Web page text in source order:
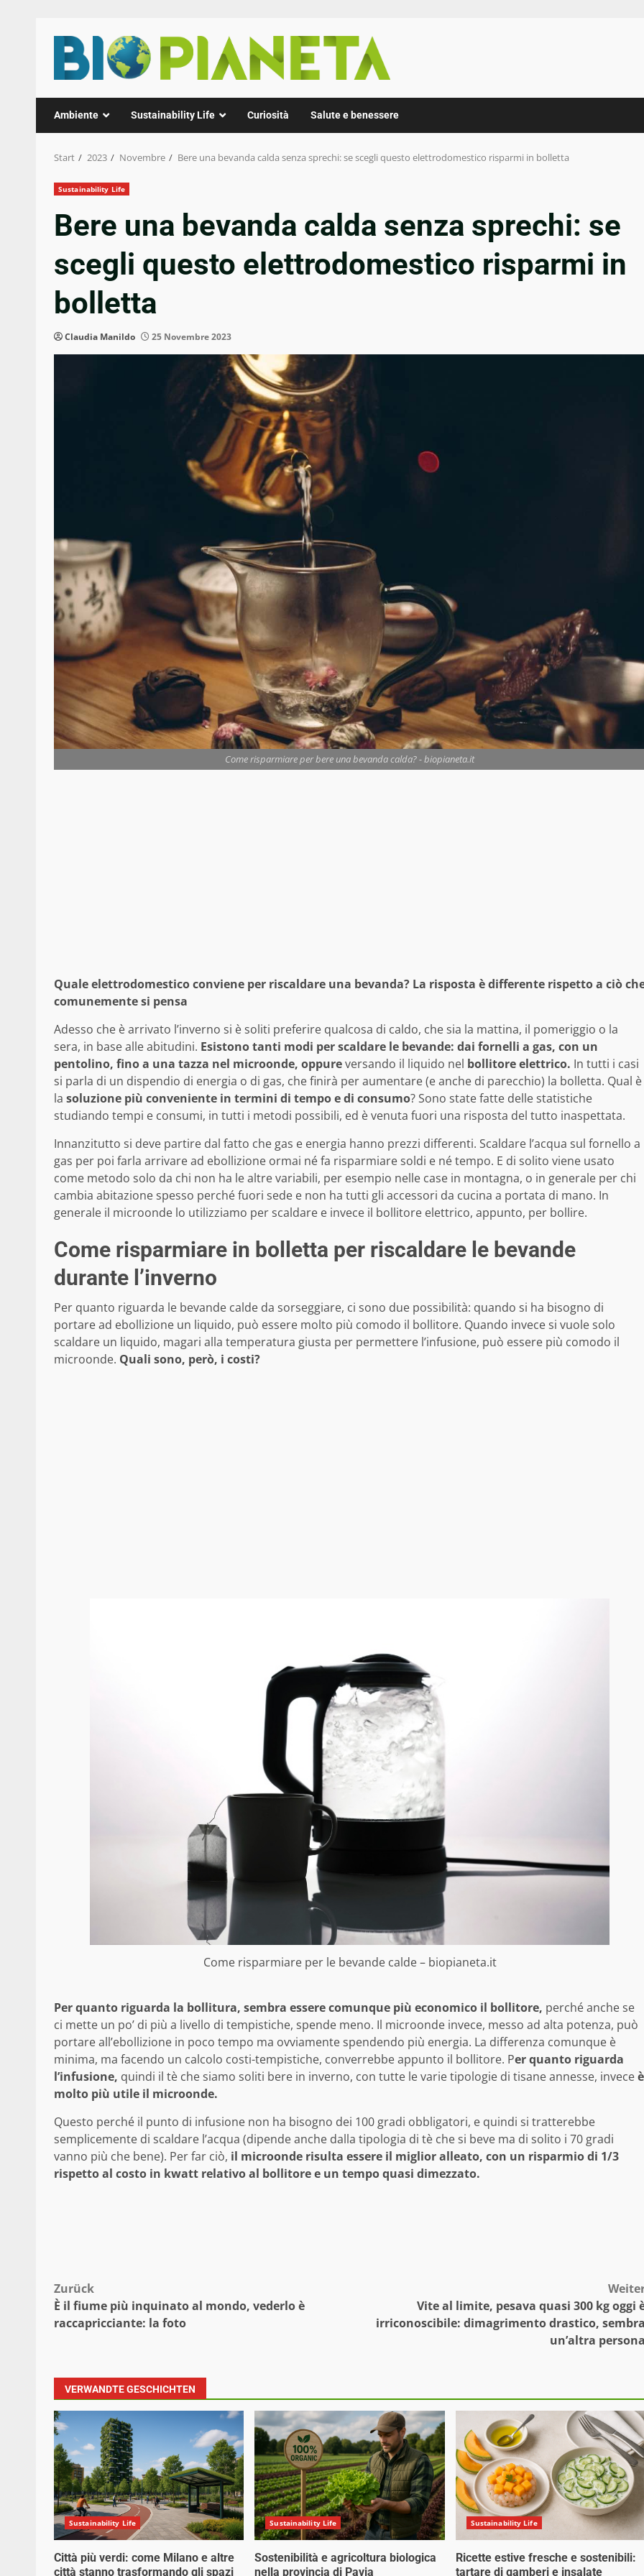
Inhalt
springen
Ambiente Sustainability Life Curiosità Salute e benessere
Start 2023 Novembre Bere una bevanda calda senza sprechi: se scegli questo elettrodomestico risparmi in bolletta
Sustainability Life
Bere una bevanda calda senza sprechi: se
scegli questo elettrodomestico risparmi in
bolletta
Claudia Manildo 25 Novembre 2023
Come risparmiare per bere una bevanda calda? - biopianeta.it
Quale elettrodomestico conviene per riscaldare una bevanda? La risposta è differente rispetto a ciò
comunemente si pensa
Adesso che è arrivato l’inverno si è soliti preferire qualcosa di caldo, che sia la mattina, il pomeriggio o la
sera, in base alle abitudini. Esistono tanti modi per scaldare le bevande: dai fornelli a gas, con un
pentolino, fino a una tazza nel microonde, oppureversando il liquido nel bollitore elettrico. In tutti i casi
si parla di un dispendio di energia o di gas, che finirà per aumentare (e anche di parecchio) la bolletta. Qual è
la soluzione più conveniente in termini di tempo e di consumo? Sono state fatte delle statistiche
studiando tempi e consumi, in tutti i metodi possibili, ed è venuta fuori una risposta del tutto inaspettata.
Innanzitutto si deve partire dal fatto che gas e energia hanno prezzi differenti. Scaldare l’acqua sul fornello a
gas per poi farla arrivare ad ebollizione ormai né fa risparmiare soldi e né tempo. E di solito viene usato
come metodo solo da chi non ha le altre variabili, per esempio nelle case in montagna, o in generale per chi
cambia abitazione spesso perché fuori sede e non ha tutti gli accessori da cucina a portata di mano. In
generale il microonde lo utilizziamo per scaldare e invece il bollitore elettrico, appunto, per bollire.
Come risparmiare in bolletta per riscaldare le bevande
durante l’inverno
Per quanto riguarda le bevande calde da sorseggiare, ci sono due possibilità: quando si ha bisogno di
portare ad ebollizione un liquido, può essere molto più comodo il bollitore. Quando invece si vuole solo
scaldare un liquido, magari alla temperatura giusta per permettere l’infusione, può essere più comodo il
microonde. Quali sono, però, i costi?
Come risparmiare per le bevande calde – biopianeta.it
Per quanto riguarda la bollitura, sembra essere comunque più economico il bollitore, perché anche se
ci mette un po’ di più a livello di tempistiche, spende meno. Il microonde invece, messo ad alta potenza, può
portare all’ebollizione in poco tempo ma ovviamente spendendo più energia. La differenza comunque è
minima, ma facendo un calcolo costi-tempistiche, converrebbe appunto il bollitore. Per quanto riguarda
l’infusione, quindi il tè che siamo soliti bere in inverno, con tutte le varie tipologie di tisane annesse, inveceè
molto più utile il microonde.
Questo perché il punto di infusione non ha bisogno dei 100 gradi obbligatori, e quindi si tratterebbe
semplicemente di scaldare l’acqua (dipende anche dalla tipologia di tè che si beve ma di solito i 70 gradi
vanno più che bene). Per far ciò, il microonde risulta essere il miglior alleato, con un risparmio di 1/3
rispetto al costo in kwatt relativo al bollitore e un tempo quasi dimezzato.
Beitragsnavigation
Zurück
È il fiume più inquinato al mondo, vederlo è
raccapricciante: la foto
Vite al limite, pesava quasi 300 kg oggi
irriconoscibile: dimagrimento drastico,
un’altra
VERWANDTE GESCHICHTEN
Sustainability Life
Città più verdi: come Milano e altre
città stanno trasformando gli spazi
Sustainability Life
Sostenibilità e agricoltura biologica
nella provincia di Pavia
Sustainability Life
Ricette estive fresche e sostenibili:
tartare di gamberi e insalate